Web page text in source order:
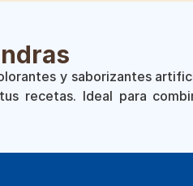
y saborizantes
recetas. Ideal para